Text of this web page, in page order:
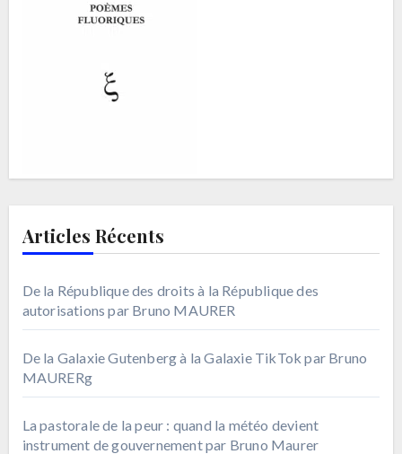
Articles Récents
De la République des droits à la République des
autorisations par Bruno MAURER
De la Galaxie Gutenberg à la Galaxie TikTok par Bruno
MAURERg
La pastorale de la peur : quand la météo devient
instrument de gouvernement par Bruno Maurer